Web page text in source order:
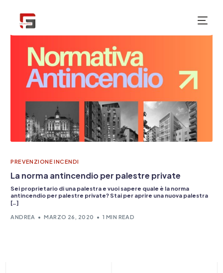
PREVENZIONE INCENDI
La norma antincendio per palestre private
Sei proprietario di una palestra e vuoi sapere quale è la norma
antincendio per palestre private? Stai per aprire una nuova palestra
[…]
ANDREA MARZO 26, 2020 1 MIN READ
NUOVO